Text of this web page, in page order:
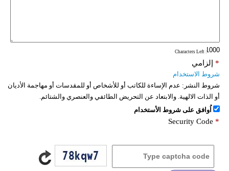
: Characters Left
إلزامي *
شروط الاستخدام
شروط النشر: عدم الإساءة للكاتب أو للأشخاص أو للمقدسات أو مهاجمة الأديان
أو الذات الالهية. والابتعاد عن التحريض الطائفي والعنصري والشتائم.
اُوافق على شروط الأستخدام
Security Code *